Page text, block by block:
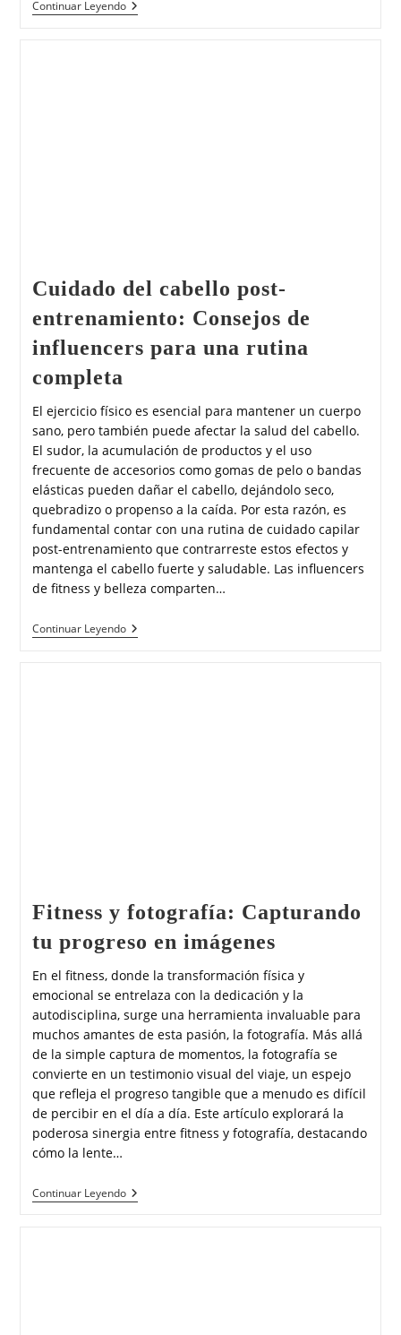
Continuar Leyendo
Cuidado del cabello post-
entrenamiento: Consejos de
influencers para una rutina
completa
El ejercicio físico es esencial para mantener un cuerpo
sano, pero también puede afectar la salud del cabello.
El sudor, la acumulación de productos y el uso
frecuente de accesorios como gomas de pelo o bandas
elásticas pueden dañar el cabello, dejándolo seco,
quebradizo o propenso a la caída. Por esta razón, es
fundamental contar con una rutina de cuidado capilar
post-entrenamiento que contrarreste estos efectos y
mantenga el cabello fuerte y saludable. Las influencers
de fitness y belleza comparten…
Continuar Leyendo
Fitness y fotografía: Capturando
tu progreso en imágenes
En el fitness, donde la transformación física y
emocional se entrelaza con la dedicación y la
autodisciplina, surge una herramienta invaluable para
muchos amantes de esta pasión, la fotografía. Más allá
de la simple captura de momentos, la fotografía se
convierte en un testimonio visual del viaje, un espejo
que refleja el progreso tangible que a menudo es difícil
de percibir en el día a día. Este artículo explorará la
poderosa sinergia entre fitness y fotografía, destacando
cómo la lente…
Continuar Leyendo